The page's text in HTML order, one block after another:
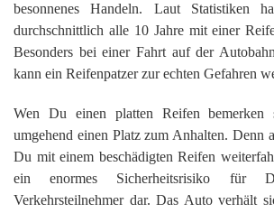
besonnenes Handeln. Laut Statistiken
durchschnittlich alle 10 Jahre mit einer
Besonders bei einer Fahrt auf der
kann ein Reifenpatzer zur echten Gefahren
Wen Du einen platten Reifen bemerken
umgehend einen Platz zum Anhalten. Denn
Du mit einem beschädigten Reifen
ein enormes Sicherheitsrisiko für
Verkehrsteilnehmer dar. Das Auto verhält